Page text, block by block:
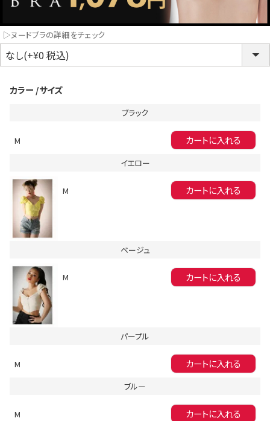
同一商品まとめ買いキャンペーン
インスタ写真投稿キャンペーン！
▷ヌードブラの詳細をチェック
カラー サイズ
ブラック
M カートに入れる
イエロー
M カートに入れる
ベージュ
M カートに入れる
パープル
M カートに入れる
ブルー
M カートに入れる